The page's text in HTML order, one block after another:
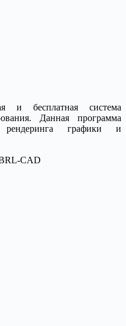
и бесплатная система
Данная программа
рендеринга графики и
CAD